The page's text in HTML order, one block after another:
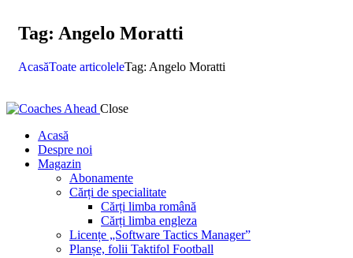
Tag: Angelo Moratti
AcasăToate articoleleTag: Angelo Moratti
Close
Acasă
Despre noi
Magazin
Abonamente
Cărți de specialitate
Cărți limba română
Cărți limba engleza
Licențe „Software Tactics Manager”
Planșe, folii Taktifol Football